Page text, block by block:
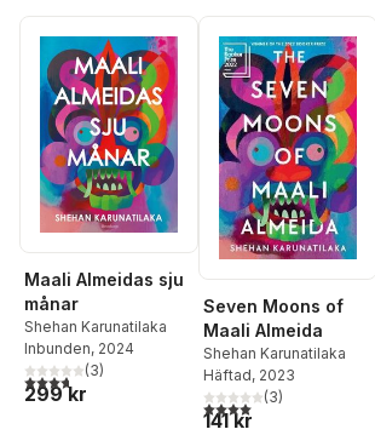
Maali Almeidas sju
månar
Shehan Karunatilaka
Inbunden, 2024
3,7utav 5 stjärnor. Totalt antal röster:
(3)
299 kr
Seven Moons of
Maali Almeida
Shehan Karunatilaka
Häftad, 2023
4,0utav 5 stjärnor. Totalt
(3)
141 kr